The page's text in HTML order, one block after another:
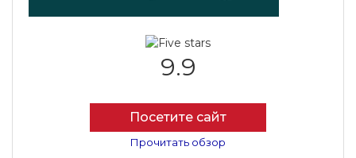
9.9
Посетите сайт
Прочитать обзор